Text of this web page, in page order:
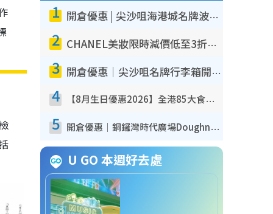
1 開倉優惠 | 尖沙咀海港城名牌波鞋開倉低至1折！On鞋$899起／Joy&Peace鞋履$98起
2 CHANEL美妝限時減價低至3折！人氣粉底/唇膏/精華液低至$275！COCO香水都有平
3 開倉優惠｜尖沙咀名牌行李箱開倉低至4折！一連5日 American Tourister/ace./Hallmark $200起！
4 【8月生日優惠2026】全港85大食買玩著數攻略 自助餐/火鍋放題同行免費＋誠品/DONKI送現金券
5 開倉優惠｜銅鑼灣時代廣場Doughnut/Campo Marzio開倉低至1折！背囊、書包、手袋劈價$200起
U GO 本週好去處